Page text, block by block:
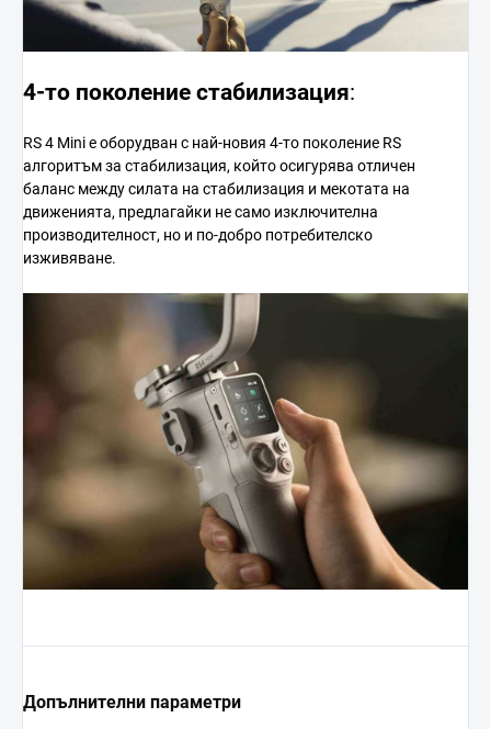
4-то поколение стабилизация:
RS 4 Mini е оборудван с най-новия 4-то поколение RS
алгоритъм за стабилизация, който осигурява отличен
баланс между силата на стабилизация и мекотата на
движенията, предлагайки не само изключителна
производителност, но и по-добро потребителско
изживяване.
Допълнителни параметри